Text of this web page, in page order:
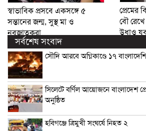
স্বাভাবিক প্রসবে একসঙ্গে ৫
সন্তানের জন্ম, সুস্থ মা ও
নবজাতকরা
প্রেমের
বৌ রেখে
উধাও
সর্বশেষ সংবাদ
সৌদি আরবে অগ্নিকাণ্ডে ১৭
সিলেটে বর্ণিল আয়োজনে বাংলাদেশ
অনুষ্ঠিত
হবিগঞ্জে ত্রিমুখী সংঘর্ষে নিহত ২